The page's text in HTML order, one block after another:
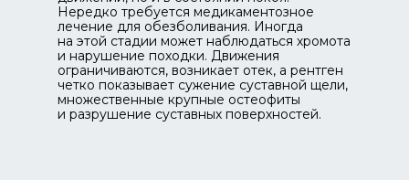
Нередко требуется медикаментозное
лечение для обезболивания. Иногда
на этой стадии может наблюдаться хромота
и нарушение походки. Движения
ограничиваются, возникает отек, а рентген
четко показывает сужение суставной щели,
множественные крупные остеофиты
и разрушение суставных поверхностей.